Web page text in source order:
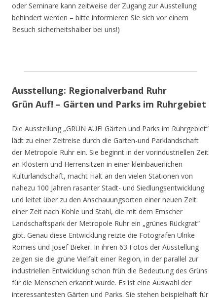
oder Seminare kann zeitweise der Zugang zur Ausstellung
behindert werden – bitte informieren Sie sich vor einem
Besuch sicherheitshalber bei uns!)
Ausstellung: Regionalverband Ruhr
Grün Auf! – Gärten und Parks im Ruhrgebiet
Die Ausstellung „GRÜN AUF! Gärten und Parks im Ruhrgebiet“
lädt zu einer Zeitreise durch die Garten-und Parklandschaft
der Metropole Ruhr ein. Sie beginnt in der vorindustriellen Zeit
an Klöstern und Herrensitzen in einer kleinbäuerlichen
Kulturlandschaft, macht Halt an den vielen Stationen von
nahezu 100 Jahren rasanter Stadt- und Siedlungsentwicklung
und leitet über zu den Anschauungsorten einer neuen Zeit:
einer Zeit nach Kohle und Stahl, die mit dem Emscher
Landschaftspark der Metropole Ruhr ein „grünes Rückgrat“
gibt. Genau diese Entwicklung reizte die Fotografen Ulrike
Romeis und Josef Bieker. In ihren 63 Fotos der Ausstellung
zeigen sie die grüne Vielfalt einer Region, in der parallel zur
industriellen Entwicklung schon früh die Bedeutung des Grüns
für die Menschen erkannt wurde. Es ist eine Auswahl der
interessantesten Gärten und Parks. Sie stehen beispielhaft für